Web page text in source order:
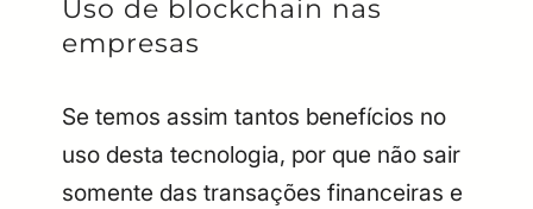
Uso de blockchain nas
empresas
Se temos assim tantos benefícios no
uso desta tecnologia, por que não sair
somente das transações financeiras e